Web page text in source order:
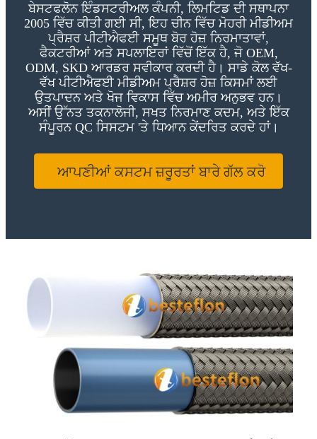
ਬੇਸਟਫਲੋਨ ਇੰਡਸਟਰੀਅਲ ਕੰਪਨੀ, ਲਿਮਟਿਡ ਦੀ ਸਥਾਪਨਾ
2005 ਵਿੱਚ ਕੀਤੀ ਗਈ ਸੀ, ਇਹ ਚੀਨ ਵਿੱਚ ਮੋਹਰੀ ਮੀਡੀਅਮ
ਪ੍ਰੈਸ਼ਰ ਪੀਟੀਐਫਈ ਸਮੂਥ ਬੋਰ ਹੋਜ਼ ਨਿਰਮਾਤਾਵਾਂ,
ਫੈਕਟਰੀਆਂ ਅਤੇ ਸਪਲਾਇਰਾਂ ਵਿੱਚੋਂ ਇੱਕ ਹੈ, ਜੋ OEM,
ODM, SKD ਆਰਡਰ ਸਵੀਕਾਰ ਕਰਦੀ ਹੈ। ਸਾਡੇ ਕੋਲ ਵੱਖ-
ਵੱਖ ਪੀਟੀਐਫਈ ਮੀਡੀਅਮ ਪ੍ਰੈਸ਼ਰ ਹੋਜ਼ ਕਿਸਮਾਂ ਲਈ
ਉਤਪਾਦਨ ਅਤੇ ਖੋਜ ਵਿਕਾਸ ਵਿੱਚ ਅਮੀਰ ਅਨੁਭਵ ਹਨ।
ਅਸੀਂ ਉੱਨਤ ਤਕਨਾਲੋਜੀ, ਸਖਤ ਨਿਰਮਾਣ ਕਦਮ, ਅਤੇ ਇੱਕ
ਸੰਪੂਰਨ QC ਸਿਸਟਮ 'ਤੇ ਧਿਆਨ ਕੇਂਦਰਿਤ ਕਰਦੇ ਹਾਂ।
ਆਪਣੀਆਂ ਕਸਟਮ ਜ਼ਰੂਰਤਾਂ ਬਾਰੇ ਗੱਲ ਕਰੋ